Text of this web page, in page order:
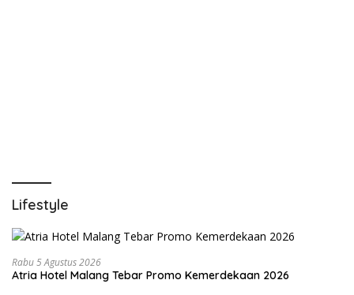
Lifestyle
Rabu 5 Agustus 2026
Atria Hotel Malang Tebar Promo Kemerdekaan 2026